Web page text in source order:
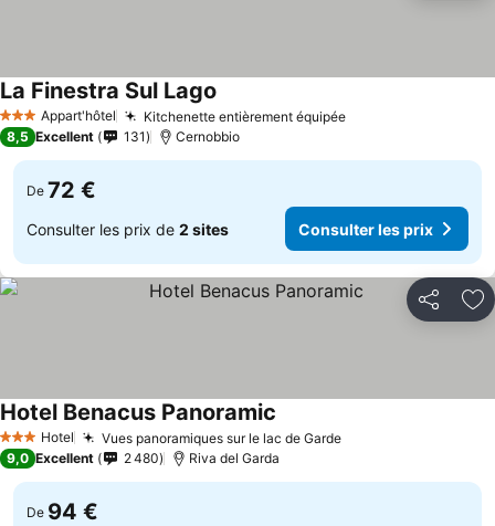
3 ÉtoilesAppart'hôtel Kitchenette entièrement équipée
La Finestra Sul Lago
8,5 Excellent 131 Cernobbio
De 72 €
Consulter les prix de 2 sites Consulter les prix
Partager
3 ÉtoilesHotel Vues panoramiques sur le lac de Garde
Hotel Benacus Panoramic
9,0 Excellent 2 480 Riva del Garda
De 94 €